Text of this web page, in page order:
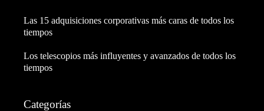
Las 15 adquisiciones corporativas más caras de todos los
tiempos
Los telescopios más influyentes y avanzados de todos los
tiempos
Categorías